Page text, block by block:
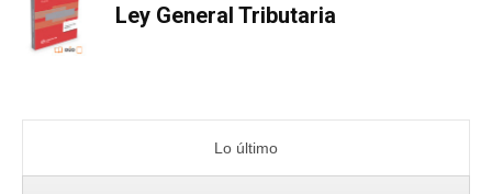
Ley General Tributaria
Lo último